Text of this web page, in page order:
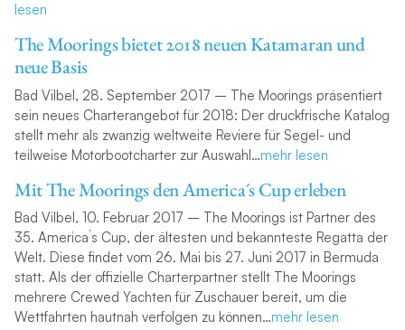
lesen
The Moorings bietet 2018 neuen Katamaran und
neue Basis
Bad Vilbel, 28. September 2017 – The Moorings präsentiert
sein neues Charterangebot für 2018: Der druckfrische Katalog
stellt mehr als zwanzig weltweite Reviere für Segel- und
teilweise Motorbootcharter zur Auswahl…mehr lesen
Mit The Moorings den America´s Cup erleben
Bad Vilbel, 10. Februar 2017 – The Moorings ist Partner des
35. America´s Cup, der ältesten und bekannteste Regatta der
Welt. Diese findet vom 26. Mai bis 27. Juni 2017 in Bermuda
statt. Als der offizielle Charterpartner stellt The Moorings
mehrere Crewed Yachten für Zuschauer bereit, um die
Wettfahrten hautnah verfolgen zu können…mehr lesen